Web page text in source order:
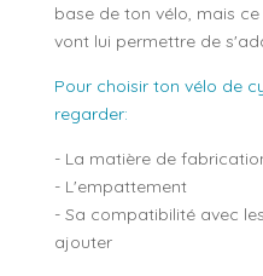
base de ton vélo, mais
vont lui permettre de
Pour choisir ton vélo de
regarder:
- La matière de
- L'empattement
- Sa compatibilité avec
ajouter